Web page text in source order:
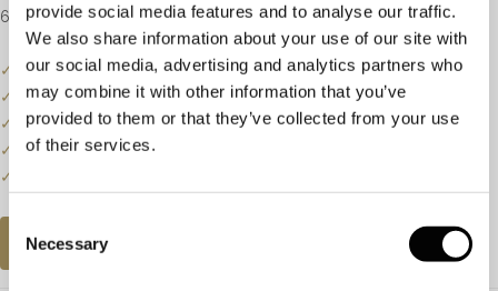
provide social media features and to analyse our traffic.
We also share information about your use of our site with
our social media, advertising and analytics partners who
may combine it with other information that you’ve
provided to them or that they’ve collected from your use
of their services.
Consent
Selection
Necessary
6.5mm.
✓
Onze website dient als online etalage.
✓
Bel of mail ons voor de actuele voorraadstatus.
✓
Prijzen kunnen onderhevig zijn aan veranderingen.
✓
Een klein deel van onze collectie staat online.
✓
AFSPRAAK PLANNEN